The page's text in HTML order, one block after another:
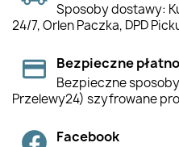
Sposoby dostawy:
24/7, Orlen Paczka, DPD
Bezpieczne
Bezpieczne
Przelewy24) szyfrowane
Facebook